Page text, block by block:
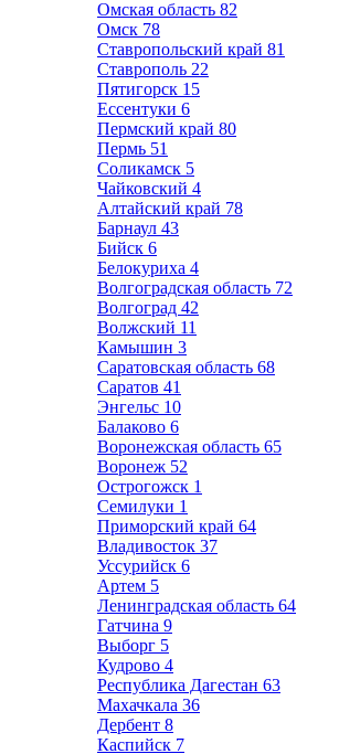
Омская область 82
Омск 78
Ставропольский край 81
Ставрополь 22
Пятигорск 15
Ессентуки 6
Пермский край 80
Пермь 51
Соликамск 5
Чайковский 4
Алтайский край 78
Барнаул 43
Бийск 6
Белокуриха 4
Волгоградская область 72
Волгоград 42
Волжский 11
Камышин 3
Саратовская область 68
Саратов 41
Энгельс 10
Балаково 6
Воронежская область 65
Воронеж 52
Острогожск 1
Семилуки 1
Приморский край 64
Владивосток 37
Уссурийск 6
Артем 5
Ленинградская область 64
Гатчина 9
Выборг 5
Кудрово 4
Республика Дагестан 63
Махачкала 36
Дербент 8
Каспийск 7